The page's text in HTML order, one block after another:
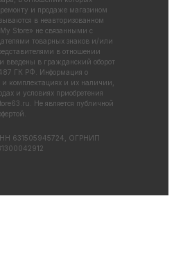
ремонту и продаже магазином
в неавторизованном
Store» не связанными с
товарных знаков и/или
в отношении
введены в гражданский оборот
ГК РФ. Информация о
и комплектациях и их наличии,
и условиях приобретения
. Не является публичной
631505945724, ОГРНИП